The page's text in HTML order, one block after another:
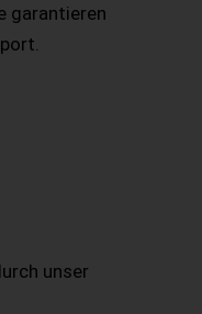
garantieren
unser